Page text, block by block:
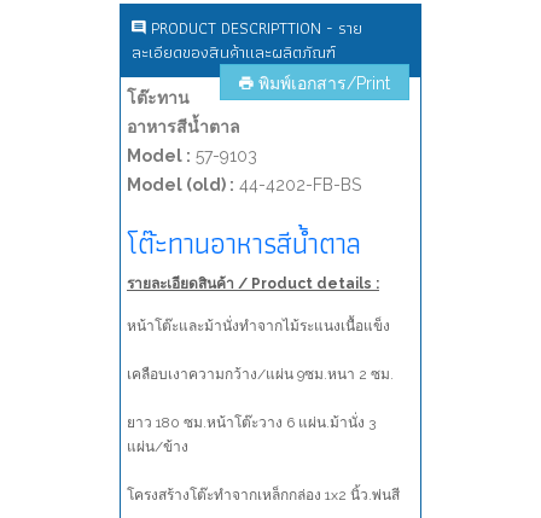
PRODUCT DESCRIPTTION - ราย
ละเอียดของสินค้าและผลิตภัณฑ์
พิมพ์เอกสาร/Print
โต๊ะทาน
อาหารสีน้ำตาล
Model : 57-9103
Model (old) : 44-4202-FB-BS
โต๊ะทานอาหารสีน้ำตาล
รายละเอียดสินค้า / Product details :
หน้าโต๊ะและม้านั่งทำจากไม้ระแนงเนื้อแข็ง
เคลือบเงาความกว้าง/แผ่น 9ซม.หนา 2 ซม.
ยาว 180 ซม.หน้าโต๊ะวาง 6 แผ่น.ม้านั่ง 3
แผ่น/ข้าง
โครงสร้างโต๊ะทำจากเหล็กกล่อง 1x2 นิ้ว.พ่นสี